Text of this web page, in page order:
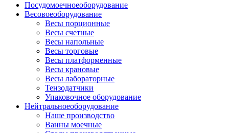
Посудомоечноеоборудование
Весовоеоборудование
Весы порционные
Весы счетные
Весы напольные
Весы торговые
Весы платформенные
Весы крановые
Весы лабораторные
Тензодатчики
Упаковочное оборудование
Нейтральноеоборудование
Наше производство
Ванны моечные